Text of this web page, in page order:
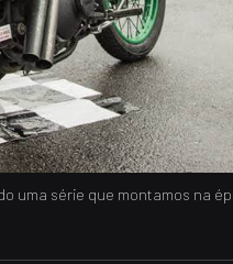
uma série que montamos na